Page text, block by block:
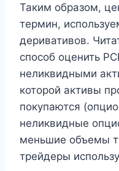
Таким образом,
термин,
деривативов.
способ оценить
неликвидными
которой активы
покупаются
неликвидные
меньшие объемы
трейдеры